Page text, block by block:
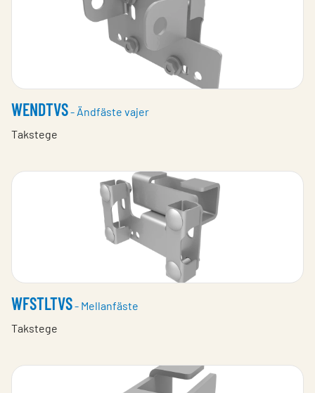
WENDTVS- Ändfäste vajer
Takstege
WFSTLTVS- Mellanfäste
Takstege